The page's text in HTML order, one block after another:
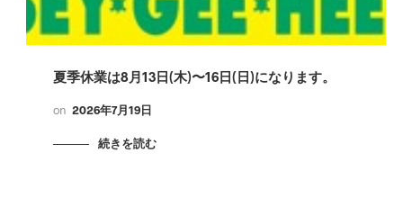
夏季休業は8月13日(木)〜16日(日)になります。
on 2026年7月19日
続きを読む